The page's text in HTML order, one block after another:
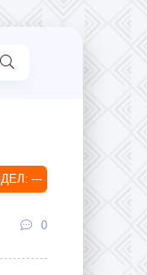
---
0